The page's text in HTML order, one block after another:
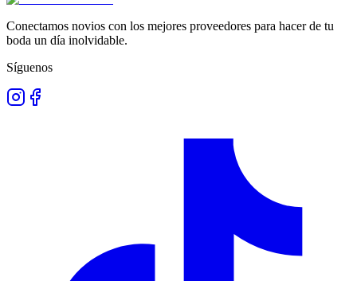
Conectamos novios con los mejores proveedores para hacer de tu
boda un día inolvidable.
Síguenos